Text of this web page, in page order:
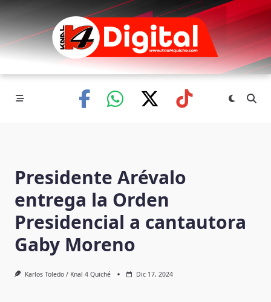
Skip
content
Presidente Arévalo
entrega la Orden
Presidencial a cantautora
Gaby Moreno
Karlos Toledo / Knal 4 Quiché Dic 17, 2024